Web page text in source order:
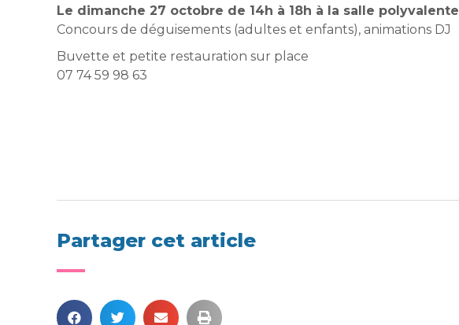
Le dimanche 27 octobre de 14h à 18h à la salle polyvalente
Concours de déguisements (adultes et enfants), animations DJ
Buvette et petite restauration sur place
07 74 59 98 63
Partager cet article